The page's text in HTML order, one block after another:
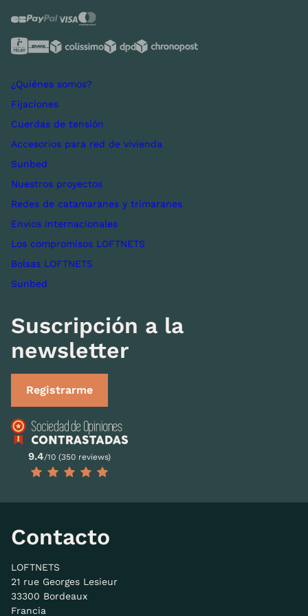
¿Quiénes somos?
Fijaciones
Cuerdas de tensión
Accesorios para red de vivienda
Sunbed
Nuestros proyectos
Redes de catamaranes y trimaranes
Envíos internacionales
Los compromisos LOFTNETS
Bolsas LOFTNETS
Sunbed
Suscripción a la
newsletter
Registrarme
9.4/10 (350 reviews)
Contacto
LOFTNETS
21 rue Georges Lesieur
33300 Bordeaux
Francia